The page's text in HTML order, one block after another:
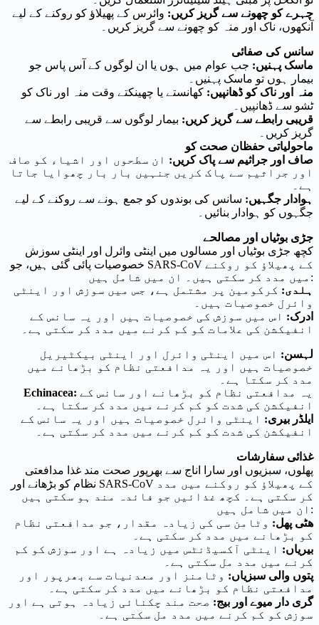
چہرے کو چھونے سے گریز کریں: وائرس کے پھیلاؤ کو روکنے کے لیے
آنکھوں، ناک اور منہ کو چھونے سے گریز کریں۔
سانس کی صفائی
ماسک پہنیں: جب عوام میں ہوں یا ان لوگوں کے آس پاس جو
بیمار ہوں تو ماسک پہنیں۔
منہ اور ناک کو ڈھانپیں: کھانستے یا چھینکتے وقت منہ اور ناک کو
ٹشو سے ڈھانپیں۔
قریبی رابطے سے گریز کریں: بیمار لوگوں سے قریبی رابطے سے
گریز کریں۔
ماحولیاتی حفظان صحت کو
صاف اور جراثیم سے پاک کریں: ان سطحوں اور اشیاء کو صاف
اور جراثیم سے پاک کریں جنہیں بار بار چھوایا جاتا
ہے۔
ہوادار جگہیں: سانس کی بوندوں کو جمع ہونے سے روکنے کے لیے
جگہوں کو ہوادار بنائیں۔
جڑی بوٹیاں اور مصالحے
کچھ جڑی بوٹیاں اور مسالوں میں اینٹی وائرل اور اینٹی سوزش
خصوصیات پائی گئی ہیں، جو SARS-CoV کے پھیلاؤ کو روکنے
میں مدد کر سکتی ہیں۔ ان میں شامل ہیں:
ہلدی: کرکومین پر مشتمل ہے، جس میں سوزش اور اینٹی
وائرل خصوصیات ہیں۔
ادرک: اس میں سوزش کی خصوصیات ہیں اور یہ سانس کے
انفیکشن کی علامات کو کم کرنے میں مدد کر سکتی ہے۔
لہسن: اس میں اینٹی وائرل اور اینٹی بیکٹیریل
خصوصیات ہیں اور یہ مدافعتی نظام کو بڑھانے میں
مدد کر سکتا ہے۔
Echinacea:
انفیکشن کی شدت کو کم کرنے میں مدد کر سکتا ہے۔
ایلڈر بیری: اینٹی وائرل خصوصیات ہیں اور یہ سانس کے
انفیکشن کی شدت کو کم کرنے میں مدد کر سکتی ہے۔
غذائی سفارشات
پھلوں، سبزیوں اور سارا اناج سے بھرپور صحت مند غذا مدافعتی
نظام کو بڑھانے اور SARS-CoV کے پھیلاؤ کو روکنے میں مدد
کر سکتی ہے۔ کچھ غذائیں جو فائدہ مند ہو سکتی ہیں
ان میں شامل ہیں:
ھٹی پھل: وٹامن سی کی زیادہ مقدار، جو مدافعتی نظام
کو بڑھانے میں مدد کر سکتی ہے۔
بیریاں: اینٹی آکسیڈنٹس میں زیادہ ہے اور سوزش کو کم
کرنے میں مدد مل سکتی ہے۔
پتوں والی سبزیاں: وٹامنز اور معدنیات سے بھرپور اور
مدافعتی نظام کو بڑھانے میں مدد کر سکتی ہے۔
گری دار میوے اور بیج: صحت مند چکنائی زیادہ ہوتی ہے اور
سوزش کو کم کرنے میں مدد مل سکتی ہے۔